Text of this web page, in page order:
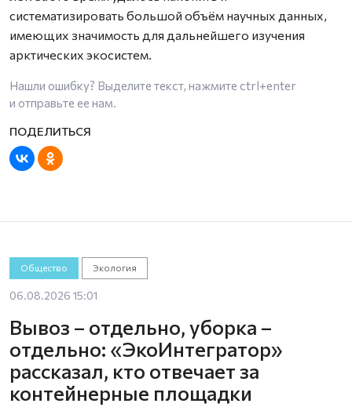
систематизировать большой объём научных данных,
имеющих значимость для дальнейшего изучения
арктических экосистем.
Нашли ошибку? Выделите текст, нажмите ctrl+enter
и отправьте ее нам.
Общество Экология
06.08.2026 15:01
Вывоз – отдельно, уборка –
отдельно: «ЭкоИнтегратор»
рассказал, кто отвечает за
контейнерные площадки